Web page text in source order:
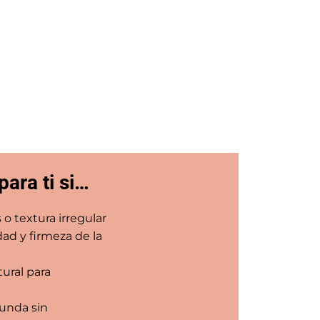
ti si…
o textura irregular
y firmeza de la
para
sin